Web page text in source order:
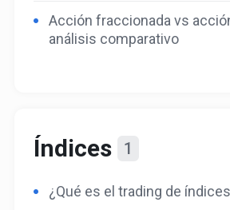
Acción fraccionada vs
análisis comparativo
Índices 1
¿Qué es el trading de